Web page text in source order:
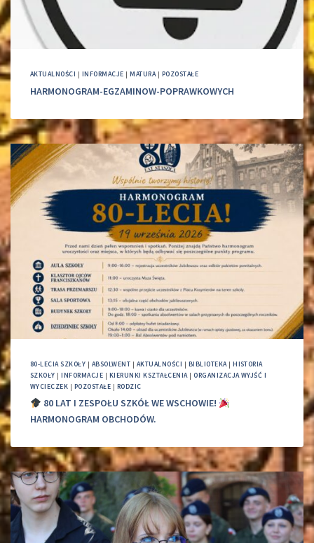
AKTUALNOŚCI | INFORMACJE |MATURA| POZOSTAŁE
HARMONOGRAM-EGZAMINOW-POPRAWKOWYCH
80-LECIA SZKOŁY | ABSOLWENT | AKTUALNOŚCI | BIBLIOTEKA |HISTORIA
SZKOŁY |INFORMACJE | KIERUNKI KSZTAŁCENIA |ORGANIZACJA WYJŚĆ I
WYCIECZEK | POZOSTAŁE | RODZIC
80 LAT I ZESPOŁU SZKÓŁ WE WSCHOWIE!
HARMONOGRAM OBCHODÓW.